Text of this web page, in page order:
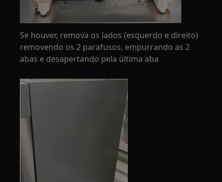
Se houver, remova os lados (esquerdo e direito)
removendo os 2 parafusos, empurrando as 2
abas e desapertando pela última aba